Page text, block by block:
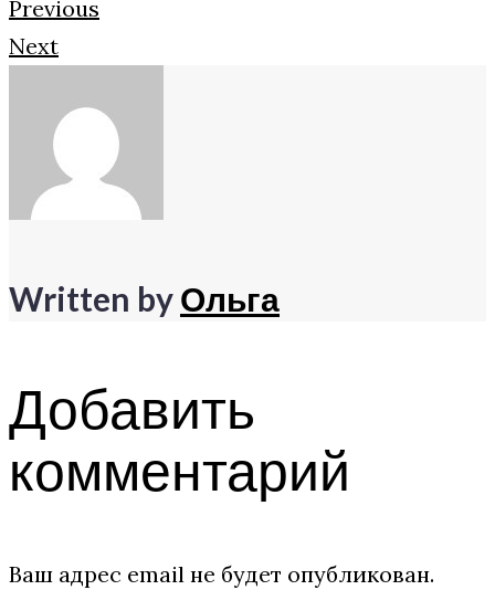
Facebook
Twitter
Google+
Навигация
по
записям
Previous
Next
Written byОльга
Добавить
комментарий
Ваш адрес email не будет опубликован.